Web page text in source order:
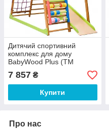
Дитячий спортивний
комплекс для дому
BabyWood Plus (ТМ
SportBaby)
7 857 ₴
Купити
Про нас